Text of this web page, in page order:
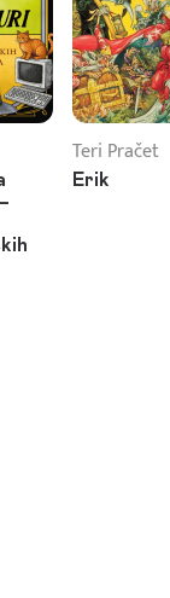
Teri Pračet
Erik